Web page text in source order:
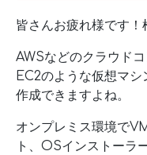
皆さんお疲れ様です！
AWSなどのクラウド
EC2のような仮想マ
作成できますよね。
オンプレミス環境で
ト、OSインストーラ